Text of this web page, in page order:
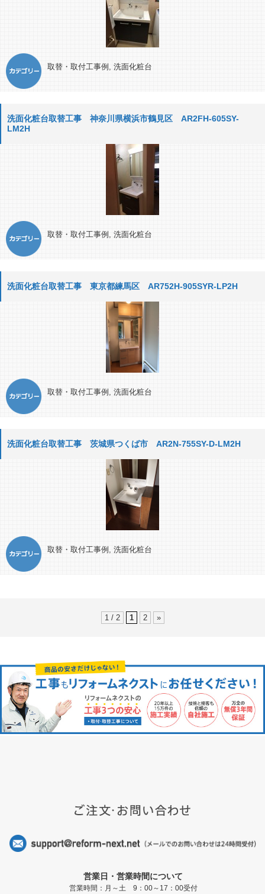
取替・取付工事例 , 洗面化粧台
洗面化粧台取替工事 神奈川県横浜市鶴見区 AR2FH-605SY-
LM2H
取替・取付工事例 , 洗面化粧台
洗面化粧台取替工事 東京都練馬区 AR752H-905SYR-LP2H
取替・取付工事例 , 洗面化粧台
洗面化粧台取替工事 茨城県つくば市 AR2N-755SY-D-LM2H
取替・取付工事例 , 洗面化粧台
1 / 2 1 2 »
営業日・営業時間について
営業時間：月～土 9：00～17：00受付